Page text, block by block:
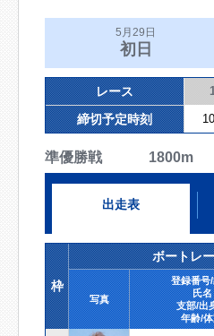
5月29日
初日
レース
締切予定時刻
準優勝戦 1800m
出走表
枠
ボートレ
写真
登録番号
氏名
支部/出
年齢/